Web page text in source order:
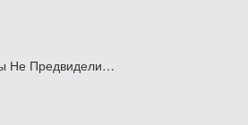
Не Предвидели…